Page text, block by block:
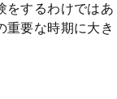
をするわけではあ
重要な時期に大き